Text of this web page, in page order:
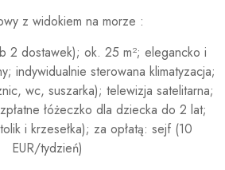
z widokiem na morze :
2 dostawek); ok. 25 m²; elegancko i
indywidualnie sterowana klimatyzacja;
wc, suszarka); telewizja satelitarna;
łóżeczko dla dziecka do 2 lat;
i krzesełka); za opłatą: sejf (10
EUR/tydzień)